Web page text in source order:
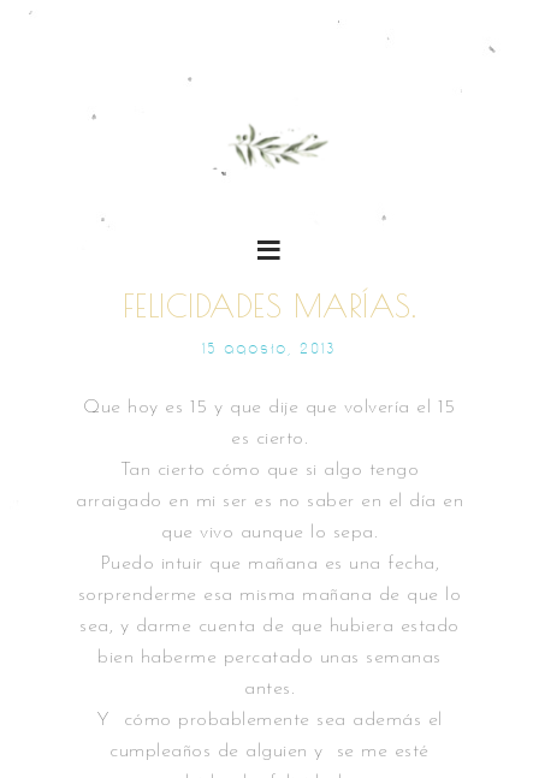
FELICIDADES MARÍAS.
15 AGOSTO, 2013
Que hoy es 15 y que dije que volvería el 15
es cierto.
Tan cierto cómo que si algo tengo
arraigado en mi ser es no saber en el día en
que vivo aunque lo sepa.
Puedo intuir que mañana es una fecha,
sorprenderme esa misma mañana de que lo
sea, y darme cuenta de que hubiera estado
bien haberme percatado unas semanas
antes.
Y cómo probablemente sea además el
cumpleaños de alguien y se me esté